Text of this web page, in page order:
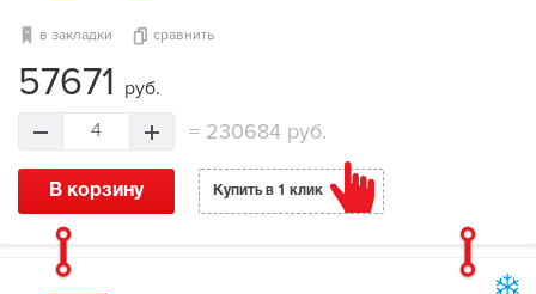
в закладки сравнить
57671 руб.
4 = 230684 руб.
В корзину Купить в 1 клик